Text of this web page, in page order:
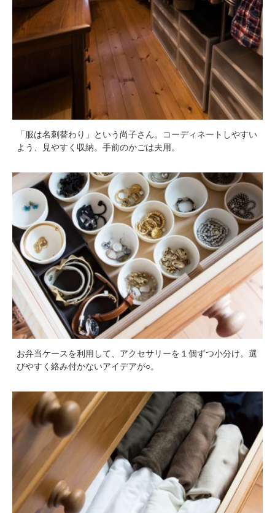
「服は名刺替わり」という尚子さん。コーディネートしやすい
よう、見やすく収納。手前のかごは夫用。
お弁当ケースを利用して、アクセサリーを１個ずつ小分け。選
びやすく絡み付かないアイデアが○。